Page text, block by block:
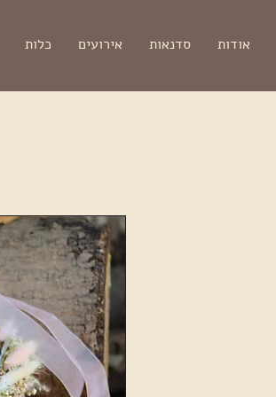
אודות סדנאות אירועים כלות